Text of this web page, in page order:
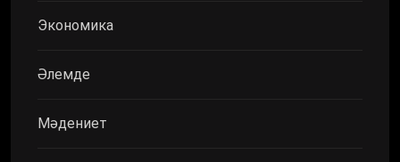
Экономика
Әлемде
Мәдениет